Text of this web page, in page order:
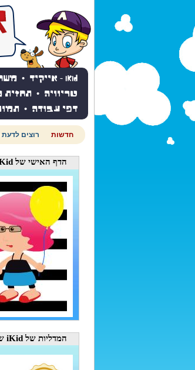
iKid - אייקיד •
טריוויה • תחזית
דפי עבודה •
חדשות רוצים לדעת
הדף האישי של iKid שף
המדליות של iKid שף